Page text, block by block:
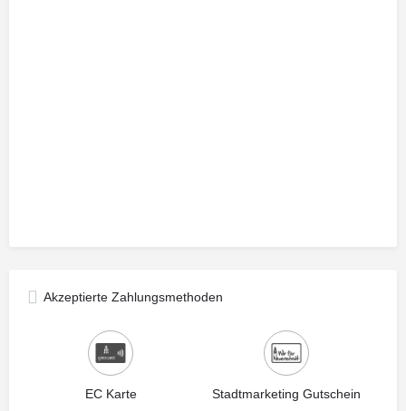
Akzeptierte Zahlungsmethoden
EC Karte Stadtmarketing Gutschein